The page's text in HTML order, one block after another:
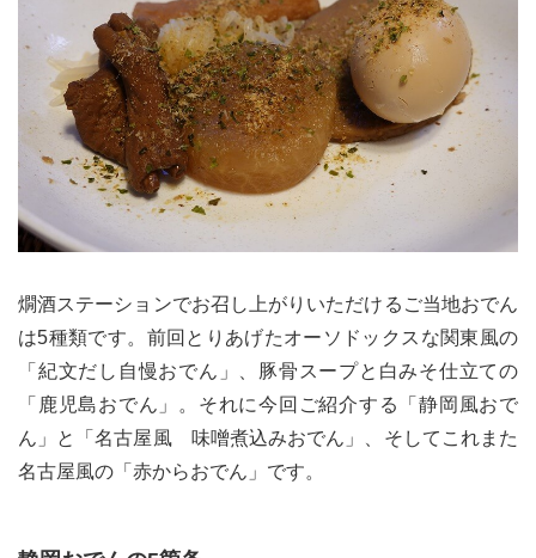
燗酒ステーションでお召し上がりいただけるご当地おでん
は5種類です。前回とりあげたオーソドックスな関東風の
「紀文だし自慢おでん」、豚骨スープと白みそ仕立ての
「鹿児島おでん」。それに今回ご紹介する「静岡風おで
ん」と「名古屋風 味噌煮込みおでん」、そしてこれまた
名古屋風の「赤からおでん」です。